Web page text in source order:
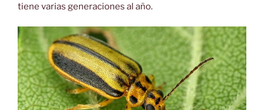
tiene varias generaciones al año.